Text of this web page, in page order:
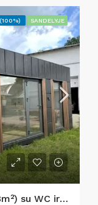
SANDELYJE
Modulinis namelis 3.2x9m (28.8m²) su WC ir virtuve